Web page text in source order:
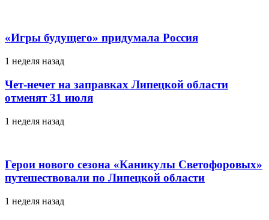
«Игры будущего» придумала Россия
1 неделя назад
Чет-нечет на заправках Липецкой области
отменят 31 июля
1 неделя назад
Герои нового сезона «Каникулы Светофоровых»
путешествовали по Липецкой области
1 неделя назад